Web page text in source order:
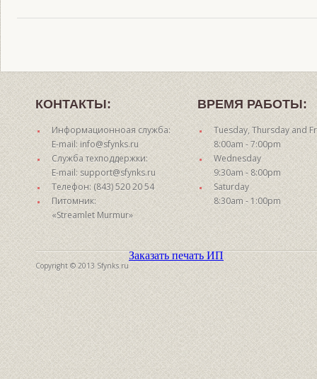
КОНТАКТЫ:
Информационноая служба:
E-mail: info@sfynks.ru
Служба техподдержки:
E-mail: support@sfynks.ru
Телефон: (843) 520 20 54
Питомник:
«Streamlet Murmur»
ВРЕМЯ РАБОТЫ:
Tuesday, Thursday and
8:00am - 7:00pm
Wednesday
9:30am - 8:00pm
Saturday
8:30am - 1:00pm
Copyright © 2013 Sfynks.ru
Заказать печать ИП